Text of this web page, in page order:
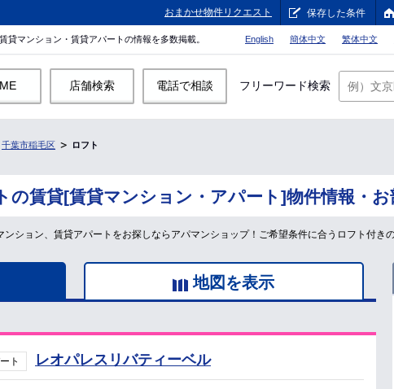
おまかせ物件リクエスト 保存した条件
マンション・賃貸アパートの情報を多数掲載。 English 簡体中文 繁体中文
店舗検索 電話で相談 フリーワード検索
千葉市稲毛区 ロフト
の賃貸[賃貸マンション・アパート]物件情報・お
ション、賃貸アパートをお探しならアパマンショップ！ご希望条件に合うロフト付き
地図を表示
ト レオパレスリバティーベル